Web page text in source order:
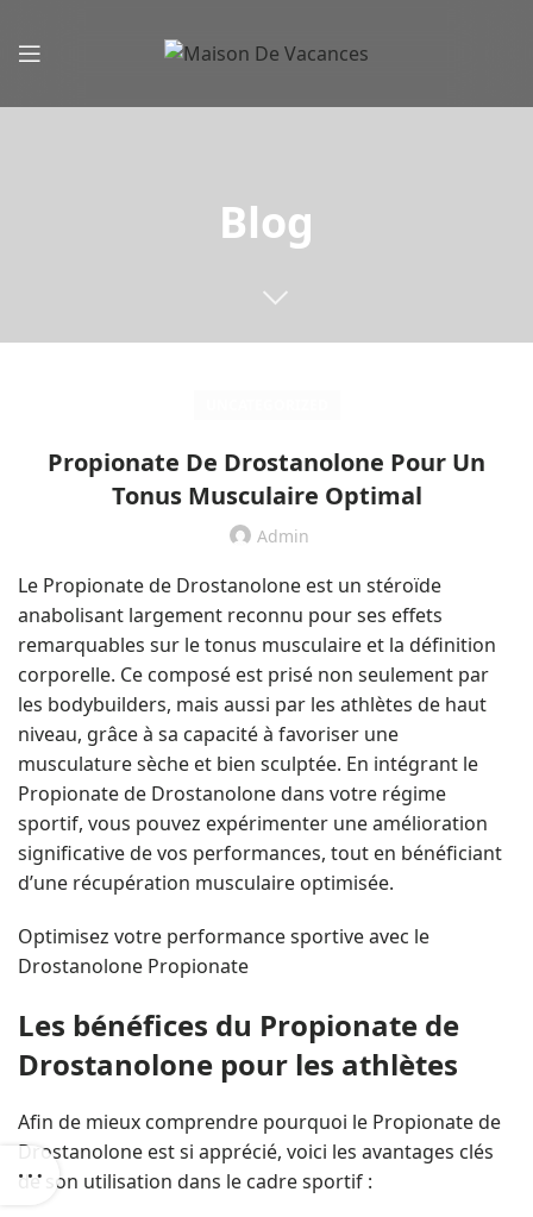
Blog
Propionate De Drostanolone Pour Un
Tonus Musculaire Optimal
Admin
Le Propionate de Drostanolone est un stéroïde
anabolisant largement reconnu pour ses effets
remarquables sur le tonus musculaire et la définition
corporelle. Ce composé est prisé non seulement par
les bodybuilders, mais aussi par les athlètes de haut
niveau, grâce à sa capacité à favoriser une
musculature sèche et bien sculptée. En intégrant le
Propionate de Drostanolone dans votre régime
sportif, vous pouvez expérimenter une amélioration
significative de vos performances, tout en bénéficiant
d’une récupération musculaire optimisée.
Optimisez votre performance sportive avec le
Drostanolone Propionate
Les bénéfices du Propionate de
Drostanolone pour les athlètes
Afin de mieux comprendre pourquoi le Propionate de
Drostanolone est si apprécié, voici les avantages clés
de son utilisation dans le cadre sportif :